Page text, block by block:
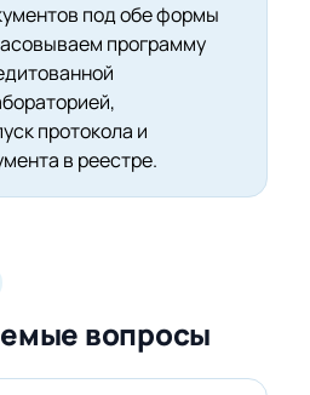
под обе формы
программу
протокола и
в реестре.
вопросы